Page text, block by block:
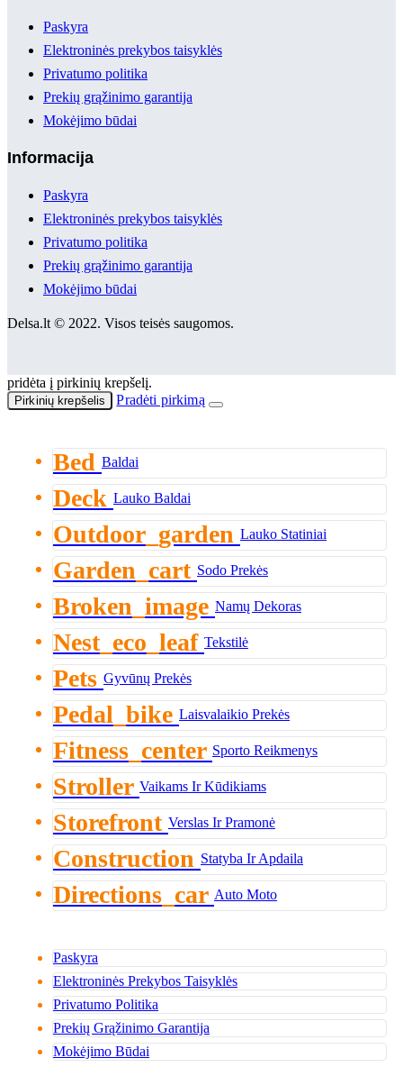
Paskyra
Elektroninės prekybos taisyklės
Privatumo politika
Prekių grąžinimo garantija
Mokėjimo būdai
Informacija
Paskyra
Elektroninės prekybos taisyklės
Privatumo politika
Prekių grąžinimo garantija
Mokėjimo būdai
Delsa.lt © 2022. Visos teisės saugomos.
pridėta į pirkinių krepšelį.
Pirkinių krepšelis Pradėti pirkimą
Bed Baldai
Deck Lauko Baldai
Outdoor_garden Lauko Statiniai
Garden_cart Sodo Prekės
Broken_image Namų Dekoras
Nest_eco_leaf Tekstilė
Pets Gyvūnų Prekės
Pedal_bike Laisvalaikio Prekės
Fitness_center Sporto Reikmenys
Stroller Vaikams Ir Kūdikiams
Storefront Verslas Ir Pramonė
Construction Statyba Ir Apdaila
Directions_car Auto Moto
Paskyra
Elektroninės Prekybos Taisyklės
Privatumo Politika
Prekių Grąžinimo Garantija
Mokėjimo Būdai